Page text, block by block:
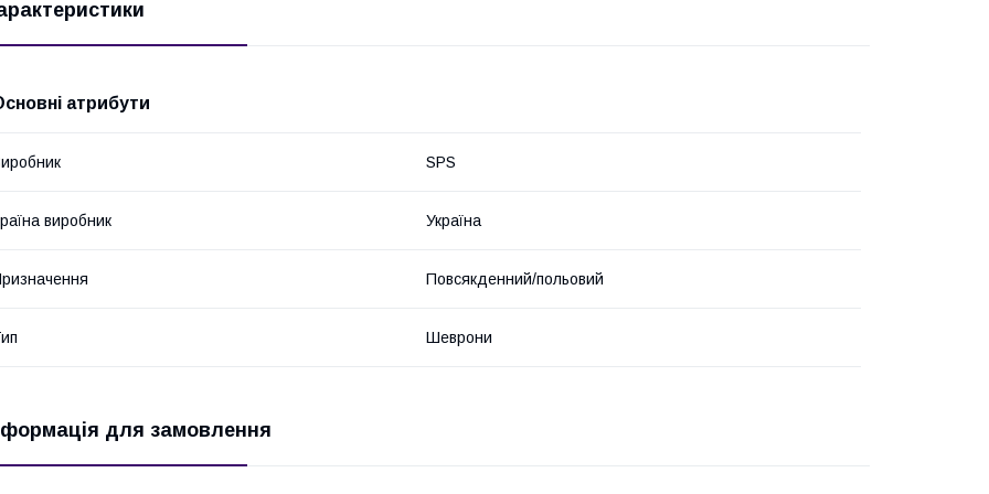
атрибути
SPS
виробник Україна
Повсякденний/польовий
Шеврони
для замовлення